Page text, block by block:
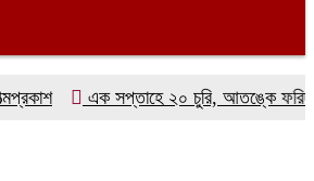
এক সপ্তাহে ২০ চুরি, আতঙ্কে ফরিদগঞ্জবাসী